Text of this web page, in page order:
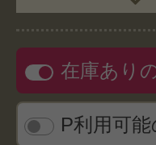
在庫あり
P利用可